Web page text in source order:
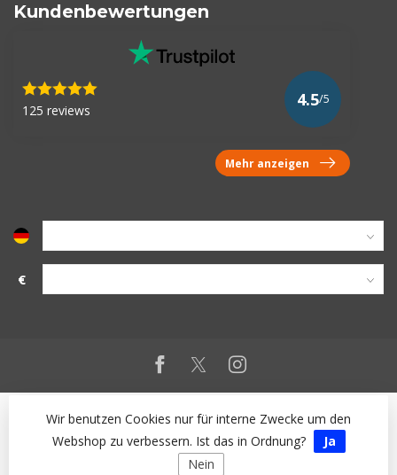
Kundenbewertungen
125 reviews
4.5/5
Mehr anzeigen
€
Wir benutzen Cookies nur für interne Zwecke um den
Webshop zu verbessern. Ist das in Ordnung?
Ja
Nein